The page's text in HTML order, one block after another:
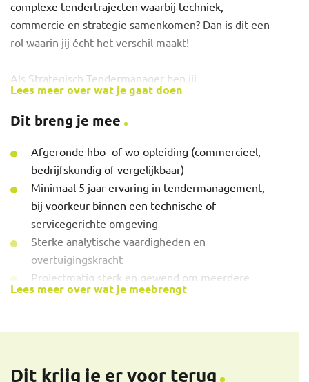
complexe tendertrajecten waarbij techniek,
commercie en strategie samenkomen? Dan is dit een
rol waarin jij écht het verschil maakt!
Als Strategisch Tendermanager ben jij
verantwoordelijk voor het volledige tenderproces van
omvangrijke projecten met een integrale technische
scope. Jij stuurt het proces van A tot Z en zorgt voor
een onderscheidende, goed doordachte aanbieding
die perfect aansluit op de klantvraag.
Wat je gaat doen:
Regie voeren over het volledige tenderproces van
grote, multidisciplinaire projecten
Vertalen van complexe klantvragen naar een
integrale ontwerp- en uitvoeringsstrategie
diverse technische disciplines
(engineering, calculatie, uitvoering) en externe
Lees meer over wat je gaat doen
Dit breng je mee
Afgeronde hbo- of wo-opleiding (commercieel,
bedrijfskundig of vergelijkbaar)
Minimaal 5 jaar ervaring in tendermanagement,
bij voorkeur binnen een technische of
servicegerichte omgeving
Sterke analytische vaardigheden en
overtuigingskracht
Projectmatig sterk en gewend om meerdere
stakeholders aan te sturen
Engelse taal
inlevingsvermogen in klantbehoeften
Lees meer over wat je meebrengt
Dit krijg je er voor terug